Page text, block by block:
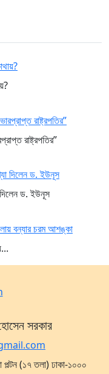
রাষ্ট্রপতির”
ড. ইউনূস
সরকার
পল্টন (১৭ তলা) ঢাকা-১০০০